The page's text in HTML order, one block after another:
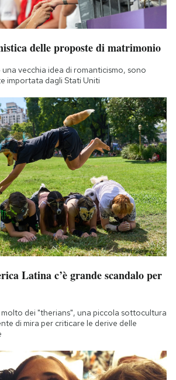
delle proposte di matrimonio
vecchia idea di romanticismo, sono
importata dagli Stati Uniti
Latina c’è grande scandalo per
molto dei "therians", una piccola sottocultura
di mira per criticare le derive delle